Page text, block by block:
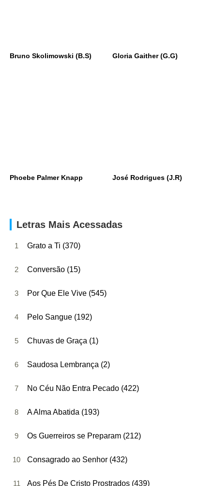
Bruno Skolimowski (B.S) Gloria Gaither (G.G)
Phoebe Palmer Knapp José Rodrigues (J.R)
Letras Mais Acessadas
1 Grato a Ti (370)
2 Conversão (15)
3 Por Que Ele Vive (545)
4 Pelo Sangue (192)
5 Chuvas de Graça (1)
6 Saudosa Lembrança (2)
7 No Céu Não Entra Pecado (422)
8 A Alma Abatida (193)
9 Os Guerreiros se Preparam (212)
10 Consagrado ao Senhor (432)
11 Aos Pés De Cristo Prostrados (439)